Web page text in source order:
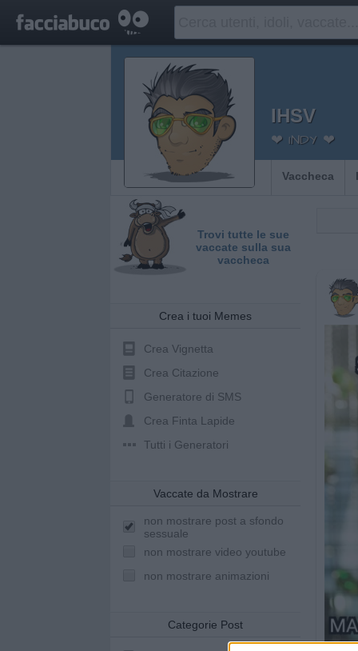
IHSV
❤ INDY ❤
Vaccheca
Trovi tutte le sue
vaccate sulla sua
vaccheca
Crea i tuoi Memes
Crea Vignetta
Crea Citazione
Generatore di SMS
Crea Finta Lapide
Tutti i Generatori
Vaccate da Mostrare
non mostrare post a sfondo
sessuale
non mostrare video youtube
non mostrare animazioni
Categorie Post